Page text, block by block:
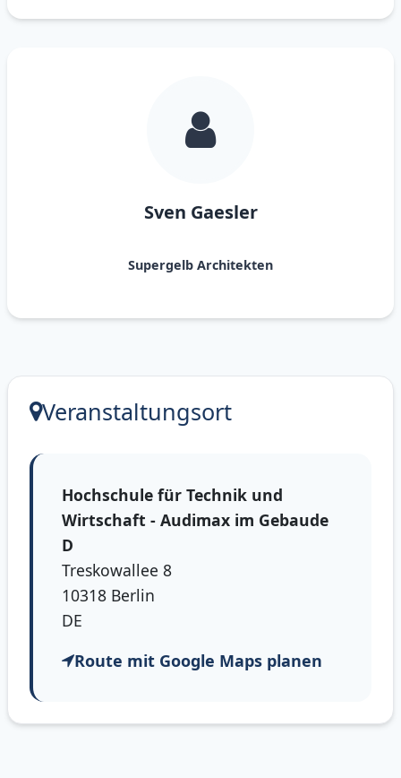
Sven Gaesler
Supergelb Architekten
Veranstaltungsort
Hochschule für Technik und
Wirtschaft - Audimax im Gebaude
D
Treskowallee 8
10318 Berlin
DE
Route mit Google Maps planen